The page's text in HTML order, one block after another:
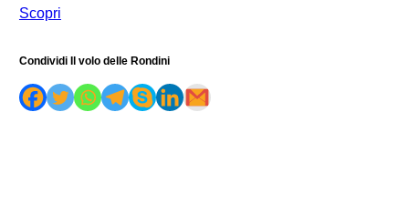
Scopri
Condividi Il volo delle Rondini